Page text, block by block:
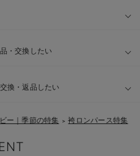
・交換したい
換・返品したい
ー｜季節の特集 ＞ 袴ロンパース特集